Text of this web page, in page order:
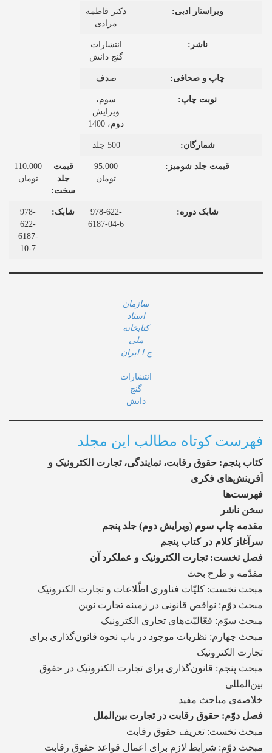
ویراستار ادبی:
دکتر فاطمه
مرادی
ناشر:
انتشارات
گنج دانش
چاپ و صحافی: صدف
نوبت چاپ:
سوم،
ویرایش
دوم، 1400
شمارگان: 500 جلد
قیمت جلد شومیز:
95.000
تومان
قیمت
جلد
سخت:
110.000
تومان
شابک دوره:
978-622-
6187-04-6
شابک:
978-
622-
6187-
10-7
سازمان
اسناد
کتابخانه
ملی
ج.ا.ایران
انتشارات
گنج
دانش
فهرست کوتاه مطالب این مجلد
کتاب پنجم: حقوق رقابت، نمایندگی، تجارت الکترونیک و
آفرینش‌های فکری
فهرست‌ها
سخن ناشر
مقدمه چاپ سوم (ویرایش دوم) جلد پنجم
سرآغاز کلام در کتاب پنجم
فصل نخست: تجارت الکترونیک و عملکرد آن
مقدّمه و طرح بحث
مبحث نخست: کلیّات فناوری اطّلاعات و تجارت الکترونیک
مبحث دوّم: نواقص قانونی در زمینه تجارت نوین
مبحث سوّم: فعّالیّت‌های تجاری الکترونیک
مبحث چهارم: نظریات موجود در باب نحوه قانون‌گذاری برای
تجارت الکترونیک
مبحث پنجم: قانون‌گذاری برای تجارت الکترونیک در حقوق
بین‌المللی
خلاصه‌ی مباحث مفید
فصل دوّم: حقوق رقابت در تجارت بین‌الملل
مبحث نخست: تعریف حقوق رقابت
مبحث دوّم: شرایط لازم برای اعمال قواعد حقوق رقابت